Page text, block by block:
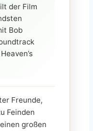
der Film
Bob
Freunde,
Feinden
großen